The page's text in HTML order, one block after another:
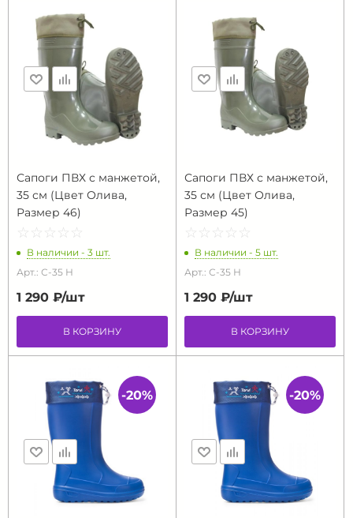
Сапоги ПВХ с манжетой,
35 см (Цвет Олива,
Размер 46)
☆ ☆ ☆ ☆ ☆
★ ★ ★ ★ ★
В наличии - 3 шт.
Арт.: С-35 Н
1 290 ₽/шт
В КОРЗИНУ
Сапоги ПВХ с манжетой,
35 см (Цвет Олива,
Размер 45)
☆ ☆ ☆ ☆ ☆
★ ★ ★ ★ ★
В наличии - 5 шт.
Арт.: С-35 Н
1 290 ₽/шт
В КОРЗИНУ
-20% -20%